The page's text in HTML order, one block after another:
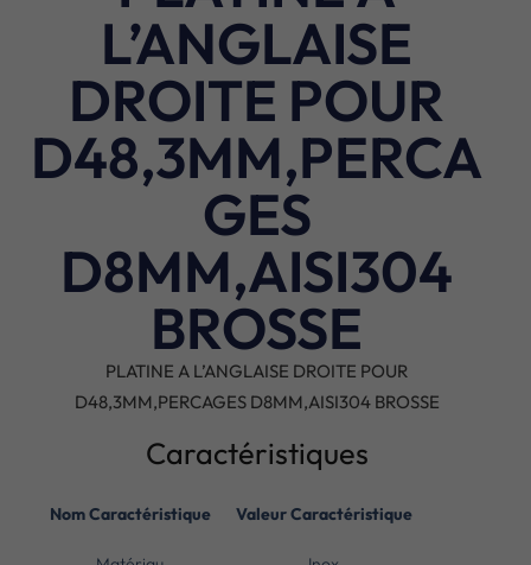
L’ANGLAISE
DROITE POUR
D48,3MM,PERCA
GES
D8MM,AISI304
BROSSE
PLATINE A L’ANGLAISE DROITE POUR
D48,3MM,PERCAGES D8MM,AISI304 BROSSE
Caractéristiques
Nom Caractéristique Valeur Caractéristique